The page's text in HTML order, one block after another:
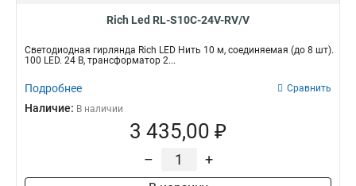
Rich Led RL-S10C-24V-RV/V
Светодиодная гирлянда Rich LED Нить 10 м, соединяемая (до 8 шт).
100 LED. 24 B, трансформатор 2...
Подробнее Сравнить
Наличие: В наличии
3 435,00 ₽
– +